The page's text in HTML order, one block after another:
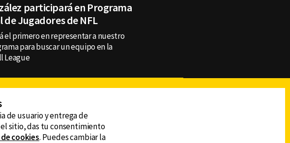
participará en Programa
Jugadores de NFL
el primero en representar a nuestro
para buscar un equipo en la
League
de usuario y entrega de
sitio, das tu consentimiento
cookies. Puedes cambiar la